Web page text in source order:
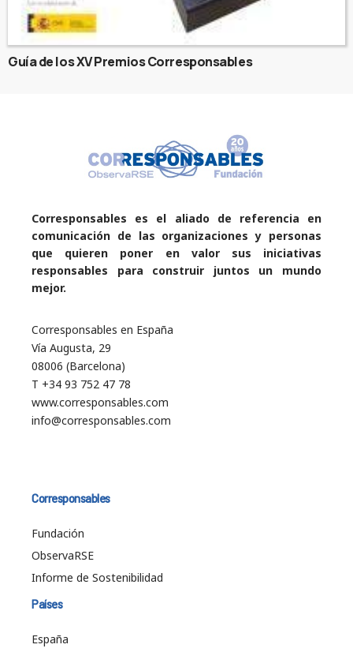
Guía de los XV Premios Corresponsables
Corresponsables es el aliado de referencia en
comunicación de las organizaciones y personas
que quieren poner en valor sus iniciativas
responsables para construir juntos un mundo
mejor.
Corresponsables en España
Vía Augusta, 29
08006 (Barcelona)
T +34 93 752 47 78
www.corresponsables.com
info@corresponsables.com
Corresponsables
Fundación
ObservaRSE
Informe de Sostenibilidad
Países
España